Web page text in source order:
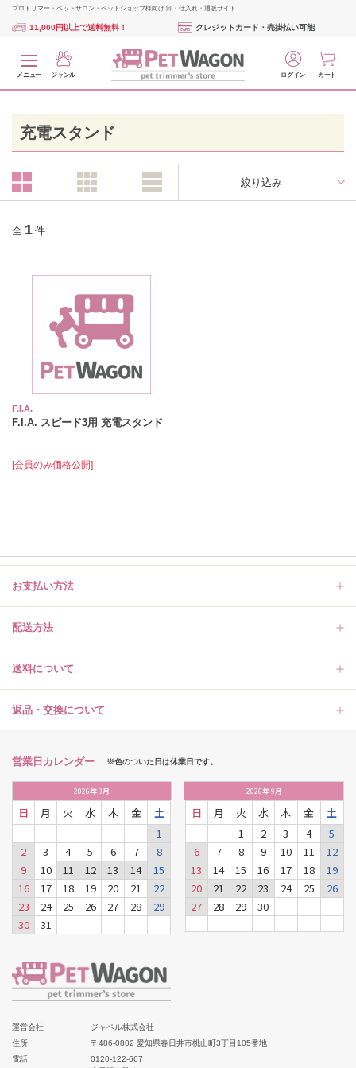
プロトリマー・ペットサロン・ペットショップ様向け 卸・仕入れ・通販サイト
11,000円以上で送料無料！ クレジットカード・売掛払い可能
メニュー ジャンル ログイン カート
充電スタンド
絞り込み
全 1 件
F.I.A.
F.I.A. スピード3用 充電スタンド
[会員のみ価格公開]
お支払い方法
配送方法
送料について
返品・交換について
営業日カレンダー ※色のついた日は休業日です。
2026年8月
日 月 火 水 木 金
土
1
2
3 4 5 6 7
8
9
10 11 12 13 14
15
16
17 18 19 20 21
22
23
24 25 26 27 28
29
30
31
2026年9月
日 月 火 水 木 金
土
1
2 3 4
5
6
7 8 9 10 11
12
13
14 15 16 17 18
19
20
21 22 23 24 25
26
27
28 29 30
運営会社
ジャペル株式会社
住所
〒486-0802 愛知県春日井市桃山町3丁目105番地
電話
0120-122-667